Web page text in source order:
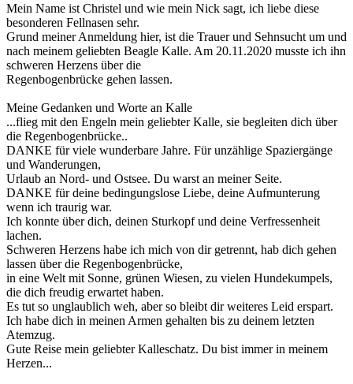
Mein Name ist Christel und wie mein Nick sagt, ich liebe diese
besonderen Fellnasen sehr.
Grund meiner Anmeldung hier, ist die Trauer und Sehnsucht um und
nach meinem geliebten Beagle Kalle. Am 20.11.2020 musste ich ihn
schweren Herzens über die
Regenbogenbrücke gehen lassen.
Meine Gedanken und Worte an Kalle
...flieg mit den Engeln mein geliebter Kalle, sie begleiten dich über
die Regenbogenbrücke..
DANKE für viele wunderbare Jahre. Für unzählige Spaziergänge
und Wanderungen,
Urlaub an Nord- und Ostsee. Du warst an meiner Seite.
DANKE für deine bedingungslose Liebe, deine Aufmunterung
wenn ich traurig war.
Ich konnte über dich, deinen Sturkopf und deine Verfressenheit
lachen.
Schweren Herzens habe ich mich von dir getrennt, hab dich gehen
lassen über die Regenbogenbrücke,
in eine Welt mit Sonne, grünen Wiesen, zu vielen Hundekumpels,
die dich freudig erwartet haben.
Es tut so unglaublich weh, aber so bleibt dir weiteres Leid erspart.
Ich habe dich in meinen Armen gehalten bis zu deinem letzten
Atemzug.
Gute Reise mein geliebter Kalleschatz. Du bist immer in meinem
Herzen...